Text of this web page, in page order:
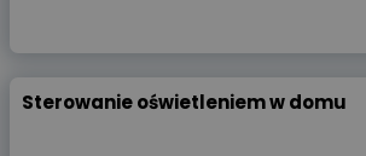
Sterowanie oświetleniem w domu